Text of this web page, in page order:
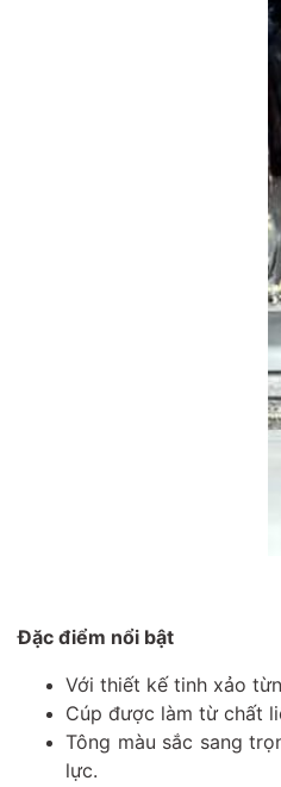
Đặc điểm nổi bật
Với thiết kế tinh xảo
Cúp được làm từ chất
Tông màu sắc sang
lực.